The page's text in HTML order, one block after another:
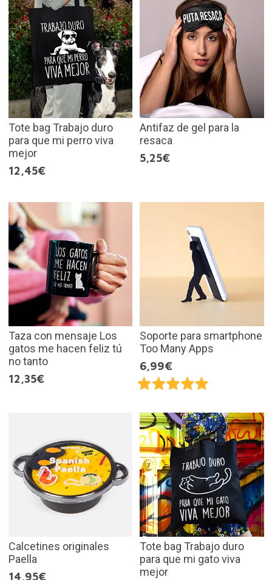
Tote bag Trabajo duro
para que mi perro viva
mejor
12,45€
Antifaz de gel para la
resaca
5,25€
Taza con mensaje Los
gatos me hacen feliz tú
no tanto
12,35€
Soporte para smartphone
Too Many Apps
6,99€
Calcetines originales
Paella
14,95€
Tote bag Trabajo duro
para que mi gato viva
mejor